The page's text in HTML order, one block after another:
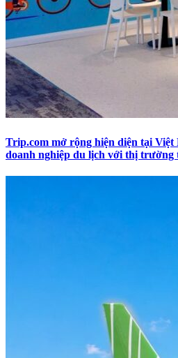
Trip.com mở rộng hiện diện tại Việt
doanh nghiệp du lịch với thị trường